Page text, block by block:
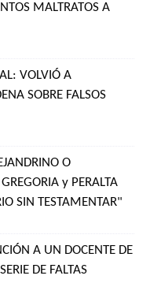
MALTRATOS A
VOLVIÓ A
SOBRE FALSOS
O
y PERALTA
SIN TESTAMENTAR"
A UN DOCENTE DE
DE FALTAS